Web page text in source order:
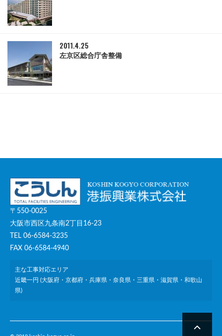
2011.4.25
左京区総合庁舎整備
〒550-0025
大阪市西区九条南2丁目16-23
TEL 06-6584-3235
FAX 06-6584-4940
主な工事対応エリア
近畿一円 (大阪府・京都府・兵庫県・奈良県・三重県・滋賀県・和歌山
県)